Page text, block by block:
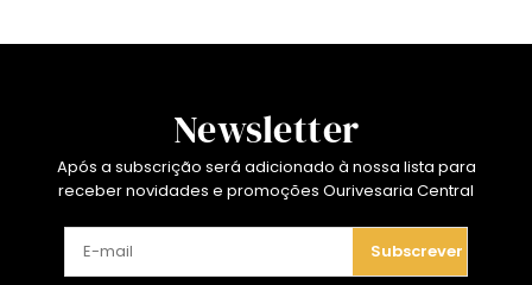
Newsletter
Após a subscrição será adicionado à nossa lista para
receber novidades e promoções Ourivesaria Central
Subscrever